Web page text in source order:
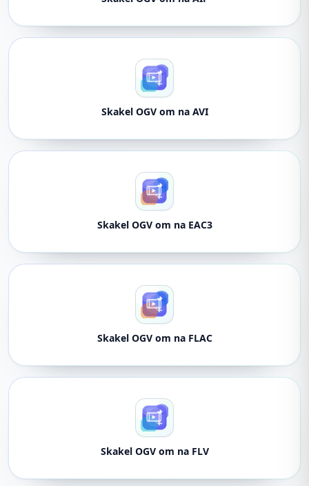
Skakel OGV om na AVI
Skakel OGV om na EAC3
Skakel OGV om na FLAC
Skakel OGV om na FLV